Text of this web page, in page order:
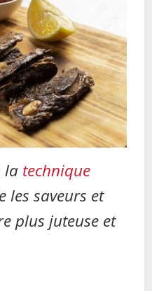
la technique
les saveurs et
plus juteuse et